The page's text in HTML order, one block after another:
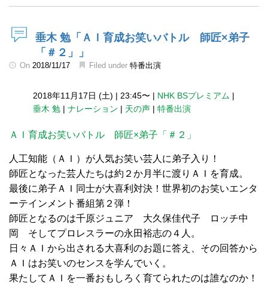
垂木 勉「ＡＩ育成お笑いバトル 師匠×弟子
「＃２」」
On 2018/11/17 Filed under 特番出演
2018年11月17日 (土) | 23:45〜 | NHK BSプレミアム |
垂木 勉 | ナレーション | 天の声 | 特番出演
ＡＩ育成お笑いバトル 師匠×弟子「＃２」
人工知能（ＡＩ）が人気お笑い芸人に弟子入り！
師匠となった芸人たちは約２か月半に渡りＡＩを育成。
最後に弟子ＡＩ同士が大喜利対決！世界初のお笑いエンタ
ーテインメント番組第２弾！
師匠となるのは千原ジュニア 大久保佳代子 ロッチ中
岡 そしてプロレスラーの永田裕志の４人。
日々ＡＩから出される大喜利のお題に答え、その回答から
ＡＩはお笑いのセンスを学んでいく。
果たしてＡＩを一番おもしろく育てられたのは誰なのか！